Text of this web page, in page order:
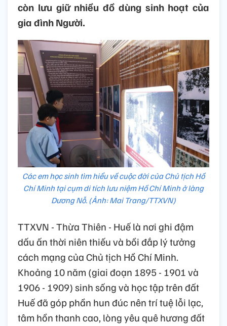
còn lưu giữ nhiều đồ dùng sinh hoạt của
gia đình Người.
Các em học sinh tìm hiểu về cuộc đời của Chủ tịch Hồ
Chí Minh tại cụm di tích lưu niệm Hồ Chí Minh ở làng
Dương Nỗ. (Ảnh: Mai Trang/TTXVN)
TTXVN - Thừa Thiên - Huế là nơi ghi đậm
dấu ấn thời niên thiếu và bồi đắp lý tưởng
cách mạng của Chủ tịch Hồ Chí Minh.
Khoảng 10 năm (giai đoạn 1895 - 1901 và
1906 - 1909) sinh sống và học tập trên đất
Huế đã góp phần hun đúc nên trí tuệ lỗi lạc,
tâm hồn thanh cao, lòng yêu quê hương đất